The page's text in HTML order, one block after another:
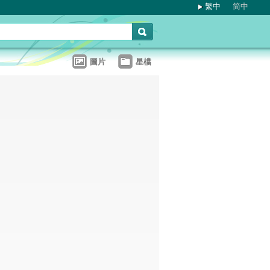
繁中 简中
圖片 星檔